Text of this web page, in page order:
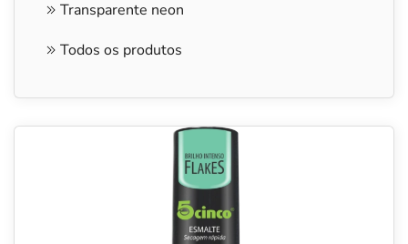
Transparente neon
Todos os produtos